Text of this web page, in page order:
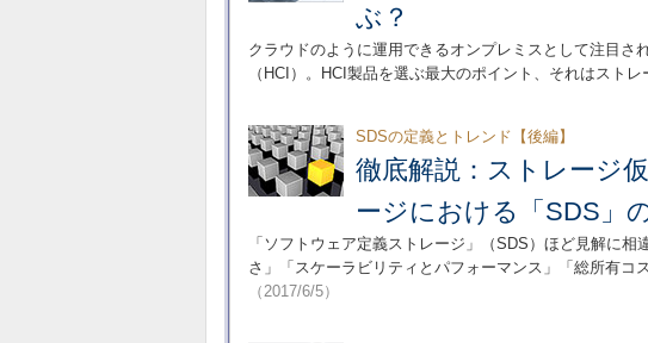
ぶ？
クラウドのように運用できるオンプレミスとして注目さ
（HCI）。HCI製品を選ぶ最大のポイント、それはストレ
SDSの定義とトレンド【後編】
徹底解説：ストレージ
ージにおける「SDS」
「ソフトウェア定義ストレージ」（SDS）ほど見解に
さ」「スケーラビリティとパフォーマンス」「総所有コ
（2017/6/5）